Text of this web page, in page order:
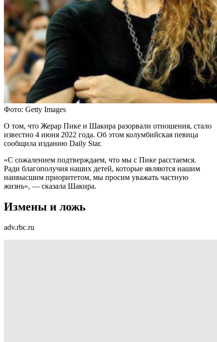
Фото: Getty Images
О том, что Жерар Пике и Шакира разорвали отношения, стало
известно 4 июня 2022 года. Об этом колумбийская певица
сообщила изданию Daily Star.
«С сожалением подтверждаем, что мы с Пике расстаемся.
Ради благополучия наших детей, которые являются нашим
наивысшим приоритетом, мы просим уважать частную
жизнь», — сказала Шакира.
Измены и ложь
adv.rbc.ru